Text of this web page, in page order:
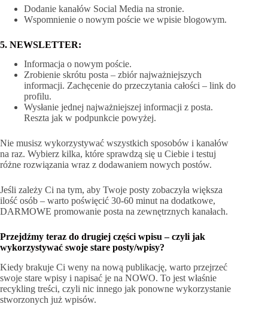
Dodanie kanałów Social Media na stronie.
Wspomnienie o nowym poście we wpisie blogowym.
5. NEWSLETTER:
Informacja o nowym poście.
Zrobienie skrótu posta – zbiór najważniejszych
informacji. Zachęcenie do przeczytania całości – link do
profilu.
Wysłanie jednej najważniejszej informacji z posta.
Reszta jak w podpunkcie powyżej.
Nie musisz wykorzystywać wszystkich sposobów i kanałów
na raz. Wybierz kilka, które sprawdzą się u Ciebie i testuj
różne rozwiązania wraz z dodawaniem nowych postów.
Jeśli zależy Ci na tym, aby Twoje posty zobaczyła większa
ilość osób – warto poświęcić 30-60 minut na dodatkowe,
DARMOWE promowanie posta na zewnętrznych kanałach.
Przejdźmy teraz do drugiej części wpisu – czyli jak
wykorzystywać swoje stare posty/wpisy?
Kiedy brakuje Ci weny na nową publikację, warto przejrzeć
swoje stare wpisy i napisać je na NOWO. To jest właśnie
recykling treści, czyli nic innego jak ponowne wykorzystanie
stworzonych już wpisów.